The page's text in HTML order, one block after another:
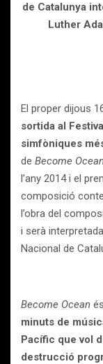
de Catalunya
Luther
El proper dijous
sortida al
simfòniques
de Become
l’any 2014 i el
composició
l’obra del
i serà
Nacional de
Become Ocean
minuts de
Pacífic que vol
destrucció